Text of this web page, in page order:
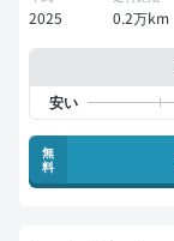
2025 0.2万km
無
料